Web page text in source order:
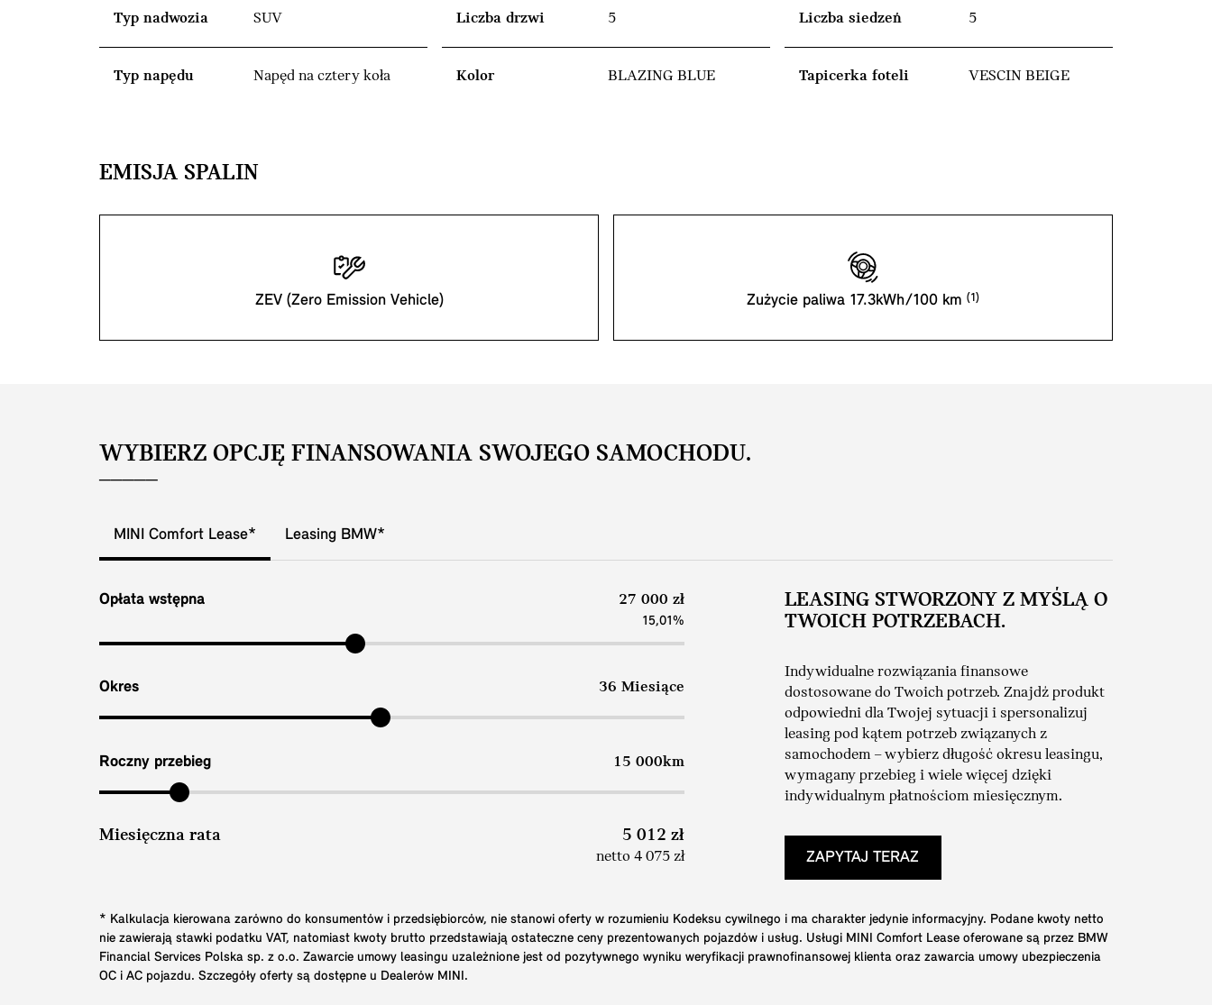
Typ nadwozia SUV
Typ napędu Napęd na cztery koła
Liczba drzwi 5
Kolor BLAZING BLUE
Liczba siedzeń 5
Tapicerka foteli VESCIN BEIGE
EMISJA SPALIN
ZEV (Zero Emission Vehicle) Zużycie paliwa 17.3kWh/100 km
WYBIERZ OPCJĘ FINANSOWANIA SWOJEGO SAMOCHODU.
MINI Comfort Lease* Leasing BMW*
Opłata wstępna 27 000 zł
15,01%
Okres 36 Miesiące
Roczny przebieg 15 000km
Miesięczna rata 5 012 zł
netto 4 075 zł
LEASING STWORZONY Z MYŚLĄ O
TWOICH POTRZEBACH.
Indywidualne rozwiązania finansowe
dostosowane do Twoich potrzeb. Znajdź produkt
odpowiedni dla Twojej sytuacji i spersonalizuj
leasing pod kątem potrzeb związanych z
samochodem – wybierz długość okresu leasingu,
wymagany przebieg i wiele więcej dzięki
indywidualnym płatnościom miesięcznym.
ZAPYTAJ TERAZ
* Kalkulacja kierowana zarówno do konsumentów i przedsiębiorców, nie stanowi oferty w rozumieniu Kodeksu cywilnego i ma charakter jedynie informacyjny. Podane kwoty netto
nie zawierają stawki podatku VAT, natomiast kwoty brutto przedstawiają ostateczne ceny prezentowanych pojazdów i usług. Usługi MINI Comfort Lease oferowane są przez BMW
Financial Services Polska sp. z o.o. Zawarcie umowy leasingu uzależnione jest od pozytywnego wyniku weryfikacji prawnofinansowej klienta oraz zawarcia umowy ubezpieczenia
OC i AC pojazdu. Szczegóły oferty są dostępne u Dealerów MINI.